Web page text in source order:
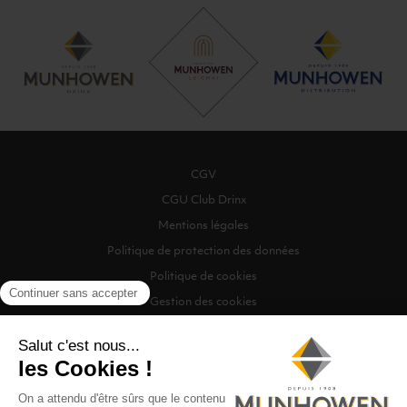
CGV
CGU Club Drinx
Mentions légales
Politique de protection des données
Politique de cookies
Gestion des cookies
©2026 Munhowen Drinx / Tous droits réservés
Digitalised by